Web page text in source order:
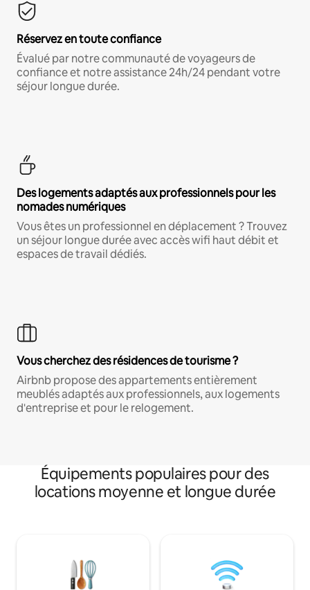
Réservez en toute confiance
Évalué par notre communauté de voyageurs de
confiance et notre assistance 24h/24 pendant votre
séjour longue durée.
Des logements adaptés aux professionnels pour les
nomades numériques
Vous êtes un professionnel en déplacement ? Trouvez
un séjour longue durée avec accès wifi haut débit et
espaces de travail dédiés.
Vous cherchez des résidences de tourisme ?
Airbnb propose des appartements entièrement
meublés adaptés aux professionnels, aux logements
d'entreprise et pour le relogement.
Équipements populaires pour des
locations moyenne et longue durée